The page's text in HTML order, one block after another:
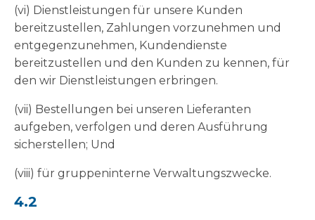
(vi) Dienstleistungen für unsere Kunden
bereitzustellen, Zahlungen vorzunehmen und
entgegenzunehmen, Kundendienste
bereitzustellen und den Kunden zu kennen, für
den wir Dienstleistungen erbringen.
(vii) Bestellungen bei unseren Lieferanten
aufgeben, verfolgen und deren Ausführung
sicherstellen; Und
(viii) für gruppeninterne Verwaltungszwecke.
4.2